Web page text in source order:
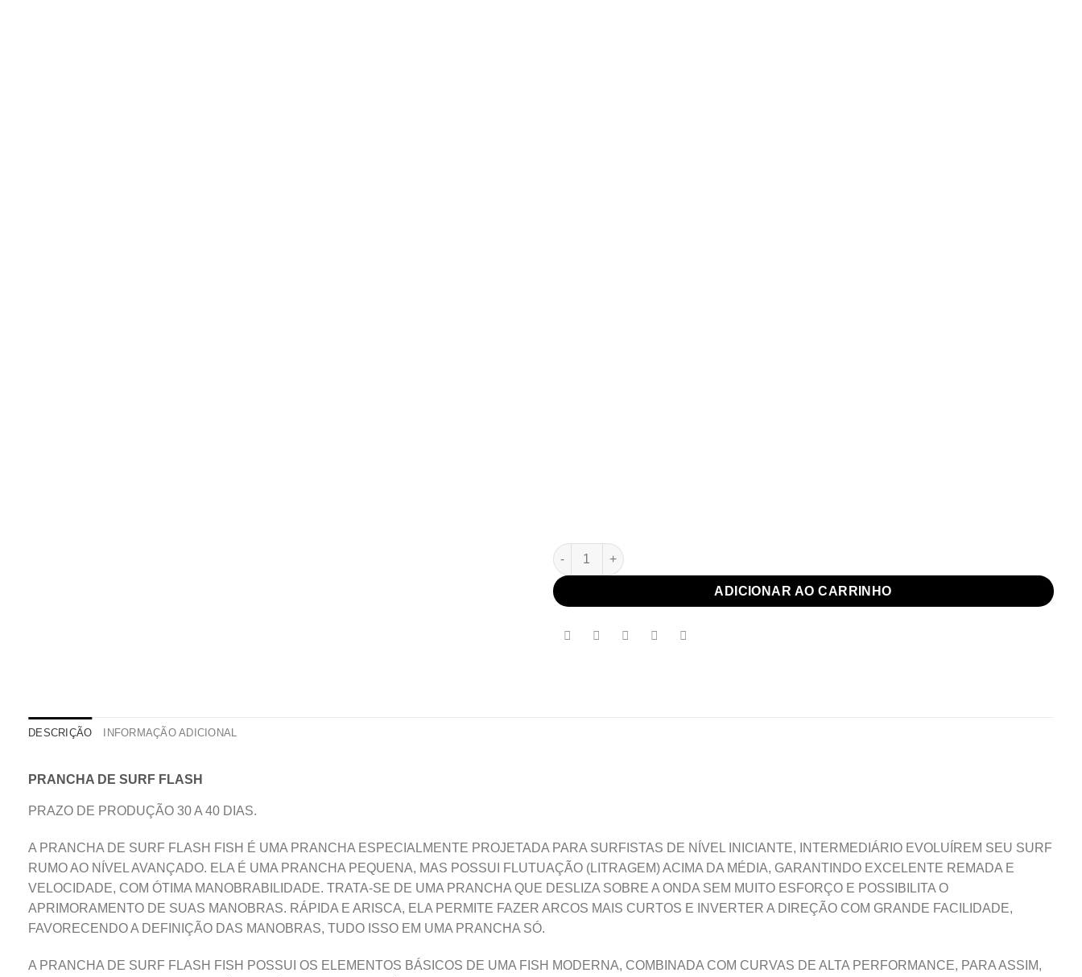
Prancha de Surf Flash Fish quantidade
ADICIONAR AO CARRINHO
DESCRIÇÃO INFORMAÇÃO ADICIONAL
PRANCHA DE SURF FLASH
PRAZO DE PRODUÇÃO 30 A 40 DIAS.
A PRANCHA DE SURF FLASH FISH É UMA PRANCHA ESPECIALMENTE PROJETADA PARA SURFISTAS DE NÍVEL INICIANTE, INTERMEDIÁRIO EVOLUÍREM SEU SURF
RUMO AO NÍVEL AVANÇADO. ELA É UMA PRANCHA PEQUENA, MAS POSSUI FLUTUAÇÃO (LITRAGEM) ACIMA DA MÉDIA, GARANTINDO EXCELENTE REMADA E
VELOCIDADE, COM ÓTIMA MANOBRABILIDADE. TRATA-SE DE UMA PRANCHA QUE DESLIZA SOBRE A ONDA SEM MUITO ESFORÇO E POSSIBILITA O
APRIMORAMENTO DE SUAS MANOBRAS. RÁPIDA E ARISCA, ELA PERMITE FAZER ARCOS MAIS CURTOS E INVERTER A DIREÇÃO COM GRANDE FACILIDADE,
FAVORECENDO A DEFINIÇÃO DAS MANOBRAS, TUDO ISSO EM UMA PRANCHA SÓ.
A PRANCHA DE SURF FLASH FISH POSSUI OS ELEMENTOS BÁSICOS DE UMA FISH MODERNA, COMBINADA COM CURVAS DE ALTA PERFORMANCE, PARA ASSIM,